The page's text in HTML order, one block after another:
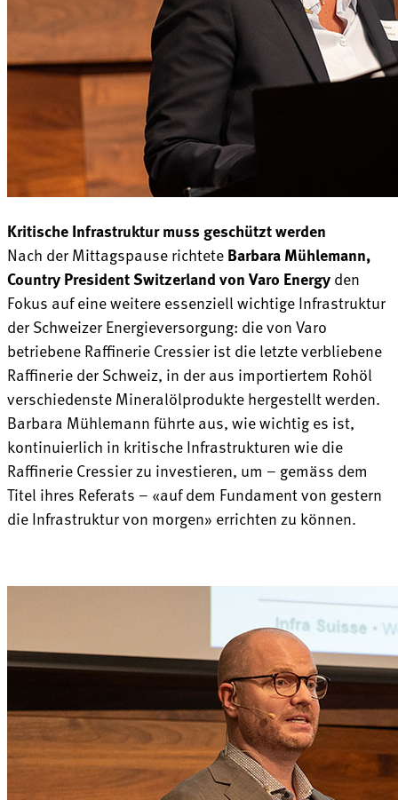
Kritische Infrastruktur muss geschützt werden
Nach der Mittagspause richteteBarbara Mühlemann,
Country President Switzerland von Varo Energyden
Fokus auf eine weitere essenziell wichtige Infrastruktur
der Schweizer Energieversorgung: die von Varo
betriebene Raffinerie Cressier ist die letzte verbliebene
Raffinerie der Schweiz, in der aus importiertem Rohöl
verschiedenste Mineralölprodukte hergestellt werden.
Barbara Mühlemann führte aus, wie wichtig es ist,
kontinuierlich in kritische Infrastrukturen wie die
Raffinerie Cressier zu investieren, um – gemäss dem
Titel ihres Referats – «auf dem Fundament von gestern
die Infrastruktur von morgen» errichten zu können.